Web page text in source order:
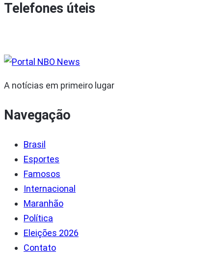
Telefones úteis
A notícias em primeiro lugar
Navegação
Brasil
Esportes
Famosos
Internacional
Maranhão
Política
Eleições 2026
Contato